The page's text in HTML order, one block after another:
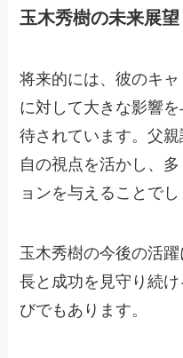
玉木秀樹の未来展望
将来的には、彼のキ
に対して大きな影響
待されています。父
自の視点を活かし、
ョンを与えることでし
玉木秀樹の今後の活
長と成功を見守り続
びでもあります。